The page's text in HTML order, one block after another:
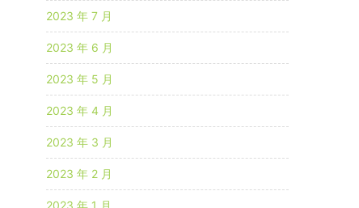
2023 年 7 月
2023 年 6 月
2023 年 5 月
2023 年 4 月
2023 年 3 月
2023 年 2 月
2023 年 1 月